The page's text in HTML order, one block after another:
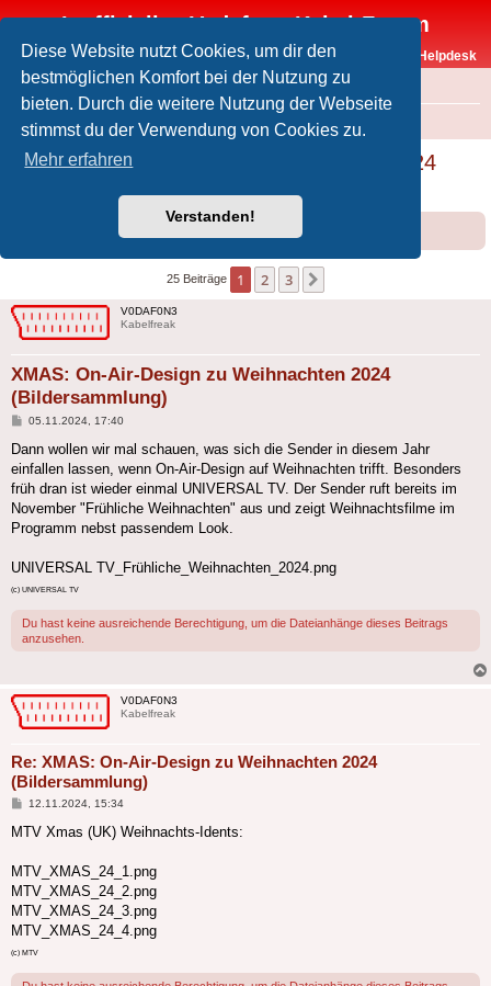
Diese Website nutzt Cookies, um dir den
bestmöglichen Komfort bei der Nutzung zu
bieten. Durch die weitere Nutzung der Webseite
stimmst du der Verwendung von Cookies zu.
Mehr erfahren
Verstanden!
Inoffizielles Vodafone-Kabel-Forum
Vodafone-Kabel-Helpdesk
FAQ
Foren-Übersicht Offtopic
XMAS: On-Air-Design zu Weihnachten 2024
25 Beiträge 1 2 3
V0DAF0N3
Kabelfreak
XMAS: On-Air-Design zu Weihnachten 2024
(Bildersammlung)
Beitrag
05.11.2024, 17:40
Dann wollen wir mal schauen, was sich die Sender in diesem Jahr
einfallen lassen, wenn On-Air-Design auf Weihnachten trifft. Besonders
früh dran ist wieder einmal UNIVERSAL TV. Der Sender ruft bereits im
November "Frühliche Weihnachten" aus und zeigt Weihnachtsfilme im
Programm nebst passendem Look.
UNIVERSAL TV_Frühliche_Weihnachten_2024.png
(c) UNIVERSAL TV
Du hast keine ausreichende Berechtigung, um die Dateianhänge dieses Beitrags
anzusehen.
V0DAF0N3
Kabelfreak
Re: XMAS: On-Air-Design zu Weihnachten 2024
(Bildersammlung)
Beitrag
12.11.2024, 15:34
MTV Xmas (UK) Weihnachts-Idents:
MTV_XMAS_24_1.png
MTV_XMAS_24_2.png
MTV_XMAS_24_3.png
MTV_XMAS_24_4.png
(c) MTV